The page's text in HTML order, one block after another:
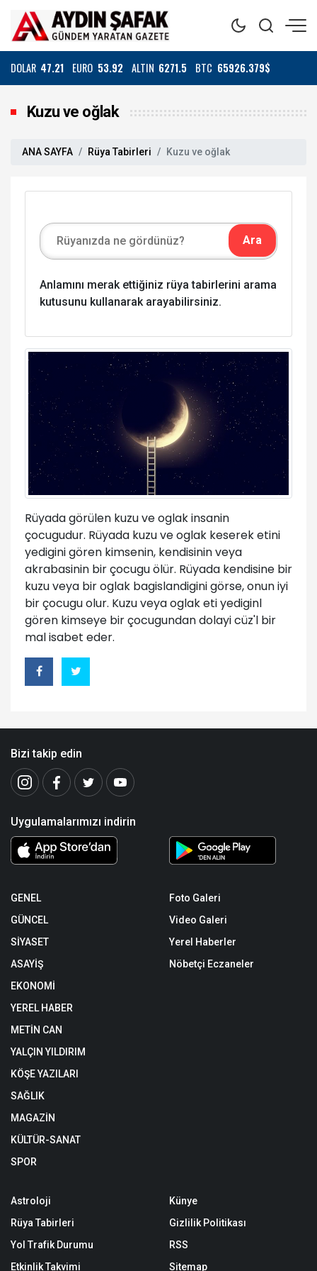
DOLAR 47.21 EURO 53.92 ALTIN 6271.5 BTC 65926.379$
Kuzu ve oğlak
ANA SAYFA Rüya Tabirleri Kuzu ve oğlak
Anlamını merak ettiğiniz rüya tabirlerini arama
kutusunu kullanarak arayabilirsiniz.
Rüyada görülen kuzu ve oglak insanin
çocugudur. Rüyada kuzu ve oglak keserek etini
yedigini gören kimsenin, kendisinin veya
akrabasinin bir çocugu ölür. Rüyada kendisine bir
kuzu veya bir oglak bagislandigini görse, onun iyi
bir çocugu olur. Kuzu veya oglak eti yediginl
gören kimseye bir çocugundan dolayi cüz'l bir
mal isabet eder.
Bizi takip edin
Uygulamalarımızı indirin
GENEL
GÜNCEL
SİYASET
ASAYİŞ
EKONOMİ
YEREL HABER
METİN CAN
YALÇIN YILDIRIM
KÖŞE YAZILARI
SAĞLIK
MAGAZİN
KÜLTÜR-SANAT
SPOR
Foto Galeri
Video Galeri
Yerel Haberler
Nöbetçi Eczaneler
Astroloji
Rüya Tabirleri
Yol Trafik Durumu
Etkinlik Takvimi
Künye
Gizlilik Politikası
RSS
Sitemap